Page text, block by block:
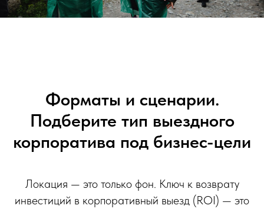
Форматы и сценарии.
Подберите тип выездного
корпоратива под бизнес-цели
Локация — это только фон. Ключ к возврату
инвестиций в корпоративный выезд (ROI) — это